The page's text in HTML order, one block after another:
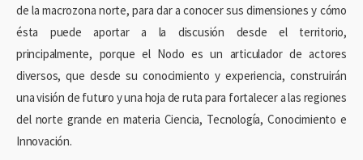
de la macrozona norte, para dar a conocer sus dimensiones y cómo
ésta puede aportar a la discusión desde el territorio,
principalmente, porque el Nodo es un articulador de actores
diversos, que desde su conocimiento y experiencia, construirán
una visión de futuro y una hoja de ruta para fortalecer a las regiones
del norte grande en materia Ciencia, Tecnología, Conocimiento e
Innovación.